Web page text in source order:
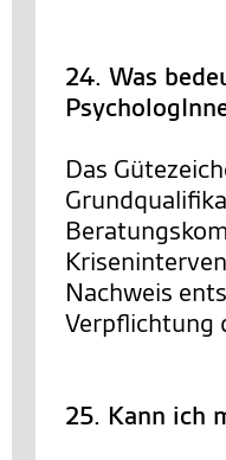
24. Was
Das
Nachweis
Verpflichtung
25. Kann ich